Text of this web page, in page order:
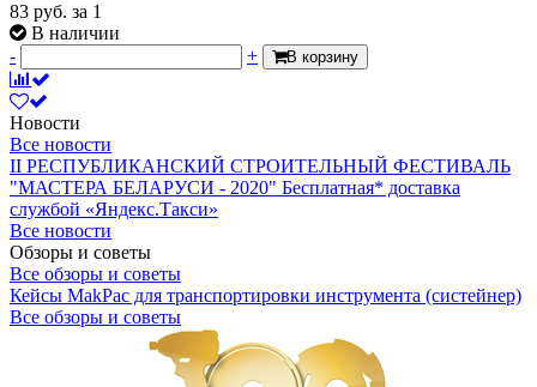
83 руб. за 1
В наличии
-
+ В корзину
Новости
Все новости
II РЕСПУБЛИКАНСКИЙ СТРОИТЕЛЬНЫЙ ФЕСТИВАЛЬ
"МАСТЕРА БЕЛАРУСИ - 2020" Бесплатная* доставка
службой «Яндекс.Такси»
Все новости
Обзоры и советы
Все обзоры и советы
Кейсы MakPac для транспортировки инструмента (систейнер)
Все обзоры и советы